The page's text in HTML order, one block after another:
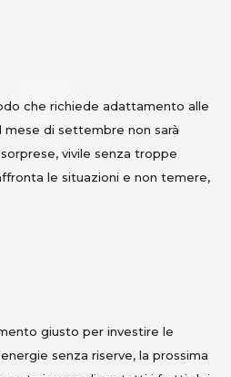
che richiede adattamento alle
mese di settembre non sarà
vivile senza troppe
le situazioni e non temere,
giusto per investire le
senza riserve, la prossima